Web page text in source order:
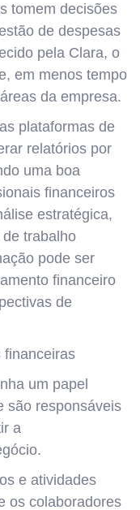
tomem decisões
de despesas
pela Clara, o
em menos tempo
da empresa.
plataformas de
relatórios por
uma boa
financeiros
estratégica,
trabalho
pode ser
financeiro
de
financeiras
um papel
são responsáveis
a
e atividades
os colaboradores